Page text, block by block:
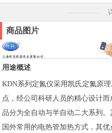
商品图片
用途概述
KDN系列定氮仪采用凯氏定氮原
点，经公司科研人员的精心设计
品分为全自动与半自动二大系列
国外常用的电热管加热方式，其